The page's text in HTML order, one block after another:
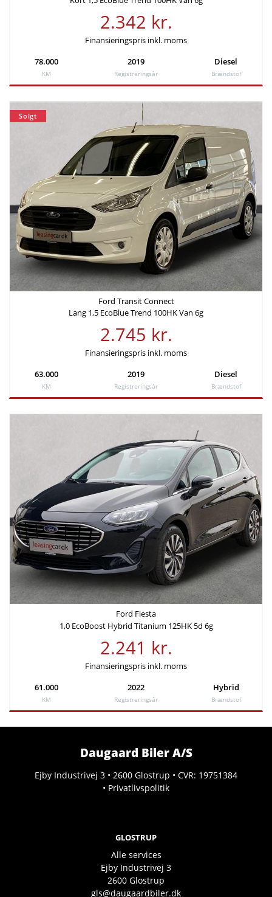
2.342 kr.
Finansieringspris inkl. moms
78.000
KM
2019
Registreringsår
Diesel
Brændstof
Solgt
Ford Transit Connect
Lang 1,5 EcoBlue Trend 100HK Van 6g
2.745 kr.
Finansieringspris inkl. moms
63.000
KM
2019
Registreringsår
Diesel
Brændstof
Ford Fiesta
1,0 EcoBoost Hybrid Titanium 125HK 5d 6g
2.241 kr.
Finansieringspris inkl. moms
61.000
KM
2022
Registreringsår
Hybrid
Brændstof
Daugaard Biler A/S
Ejby Industrivej 3 • 2600 Glostrup • CVR: 19751384
• Privatlivspolitik
GLOSTRUP
Alle services
Ejby Industrivej 3
2600 Glostrup
gls@daugaardbiler.dk